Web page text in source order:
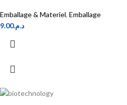
Emballage & Materiel, Emballage
د.م.9.00